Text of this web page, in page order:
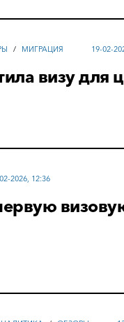
/ МИГРАЦИЯ 19-02-
визу для
2026, 12:36